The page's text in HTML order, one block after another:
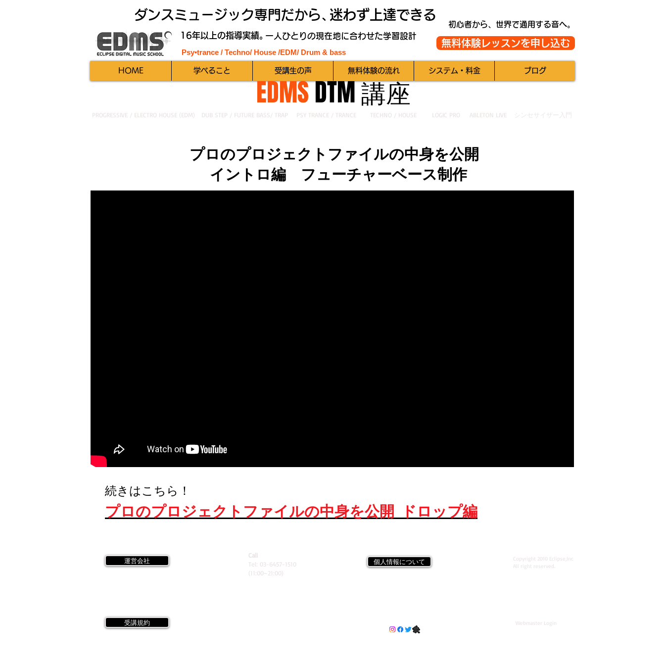
ダンスミュージック専門だから、迷わず上達できる
16年以上の指導実績。一人ひとりの現在地に合わせた学習設計
Psy•trance / Techno/ House /EDM/ Drum & bass
初心者から、世界で通用する音へ。
無料体験レッスンを申し込む
HOME 学べること 受講生の声 無料体験の流れ システム・料金 ブログ
EDMSDTM 講座
PROGRESSIVE / ELECTRO HOUSE (EDM) DUB STEP / FUTURE BASS/ TRAP PSY TRANCE / TRANCE TECHNO / HOUSE LOGIC PRO ABLETON LIVE シンセサイザー入門
プロのプロジェクトファイルの中身を公開
イントロ編 フューチャーベース制作
続きはこちら！
プロのプロジェクトファイルの中身を公開 ドロップ編
運営会社
Call
Tel: 03-6457-1510
(11:00~21:00)
個人情報について
Copyright 2010 Eclipse,Inc
All right reserved.
受講規約 Webmaster Login